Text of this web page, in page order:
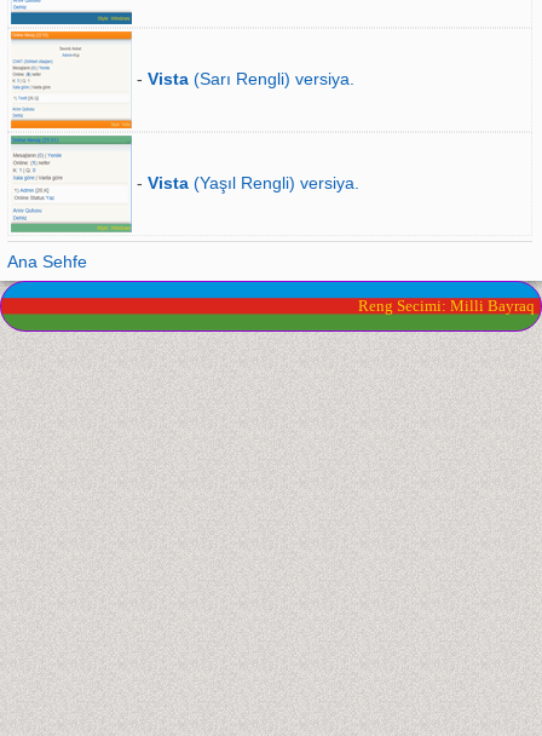
- Vista (Sarı Rengli) versiya.
- Vista (Yaşıl Rengli) versiya.
Ana Sehfe
Reng Secimi: Milli Bayraq